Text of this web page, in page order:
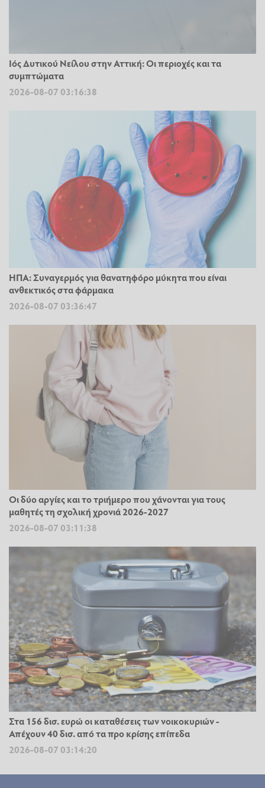
Ιός Δυτικού Νείλου στην Αττική: Οι περιοχές και τα
συμπτώματα
2026-08-07 03:16:38
ΗΠΑ: Συναγερμός για θανατηφόρο μύκητα που είναι
ανθεκτικός στα φάρμακα
2026-08-07 03:36:47
Οι δύο αργίες και το τριήμερο που χάνονται για τους
μαθητές τη σχολική χρονιά 2026-2027
2026-08-07 03:11:38
Στα 156 δισ. ευρώ οι καταθέσεις των νοικοκυριών -
Απέχουν 40 δισ. από τα προ κρίσης επίπεδα
2026-08-07 03:14:20